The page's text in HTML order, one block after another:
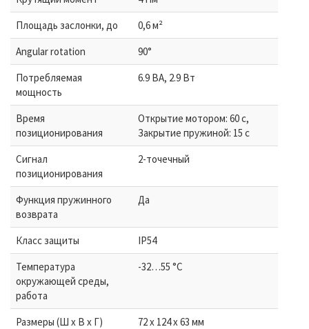
Площадь заслонки, до
0,6 м²
Angular rotation
90°
Потребляемая
мощность
6.9 ВА, 2.9 Вт
Время
позиционирования
Открытие мотором: 60 с,
Закрытие пружиной: 15 с
Сигнал
позиционирования
2-точечный
Функция пружинного
возврата
Да
Класс защиты
IP54
Температура
окружающей среды,
работа
-32…55 °C
Размеры (Ш х В х Г)
72 x 124 x 63 мм